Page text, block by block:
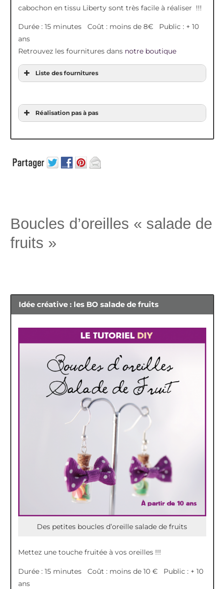
cabochon en tissu Liberty sont très facile à réaliser !!!
Durée : 15 minutes Coût : moins de 8€ Public : + 10
ans
Retrouvez les fournitures dans notre boutique
Liste des fournitures
2 cabochons en résine et leurs supports
colle pour bijoux
Réalisation pas à pas
Boucles d’oreilles « salade de
fruits »
Idée créative : les BO salade de fruits
Des petites boucles d’oreille salade de fruits
Mettez une touche fruitée à vos oreilles !!!
Durée : 15 minutes Coût : moins de 10 € Public : + 10
ans